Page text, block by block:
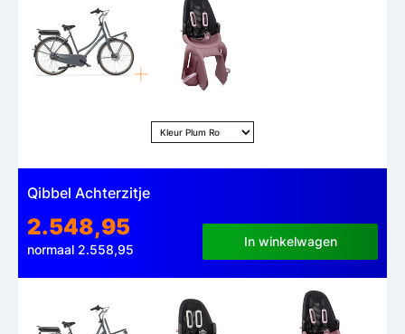
Qibbel Achterzitje
2.548,95
normaal 2.558,95
In winkelwagen